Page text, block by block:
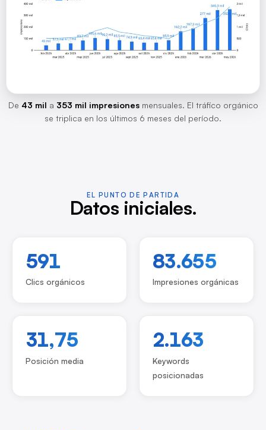
De 43 mil a 353 mil impresionesmensuales. El tráfico orgánico
se triplica en los últimos 6 meses del período.
EL PUNTO DE PARTIDA
Datos iniciales.
591
Clics orgánicos
83.655
Impresiones orgánicas
31,75
Posición media
2.163
Keywords
posicionadas